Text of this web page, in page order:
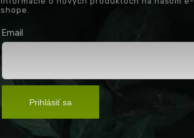
shope.
Email
Prihlásiť sa